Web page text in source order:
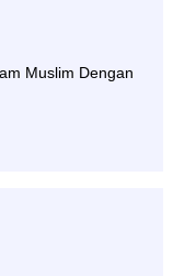
Muslim Dengan